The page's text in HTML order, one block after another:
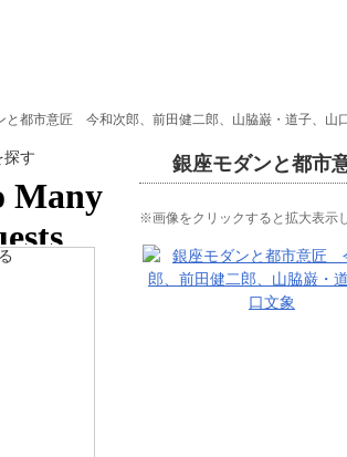
都市意匠 今和次郎、前田健二郎、山脇巌・道子、山
銀座モダンと都市
※画像をクリックすると拡大表示